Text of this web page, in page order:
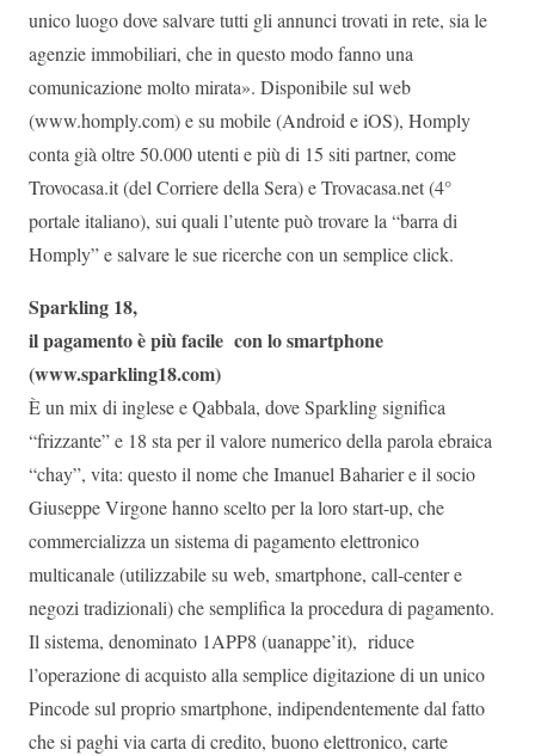
unico luogo dove salvare tutti gli annunci trovati in rete, sia le
agenzie immobiliari, che in questo modo fanno una
comunicazione molto mirata». Disponibile sul web
(www.homply.com) e su mobile (Android e iOS), Homply
conta già oltre 50.000 utenti e più di 15 siti partner, come
Trovocasa.it (del Corriere della Sera) e Trovacasa.net (4°
portale italiano), sui quali l’utente può trovare la “barra di
Homply” e salvare le sue ricerche con un semplice click.
Sparkling 18,
il pagamento è più facile con lo smartphone
(www.sparkling18.com)
È un mix di inglese e Qabbala, dove Sparkling significa
“frizzante” e 18 sta per il valore numerico della parola ebraica
“chay”, vita: questo il nome che Imanuel Baharier e il socio
Giuseppe Virgone hanno scelto per la loro start-up, che
commercializza un sistema di pagamento elettronico
multicanale (utilizzabile su web, smartphone, call-center e
negozi tradizionali) che semplifica la procedura di pagamento.
Il sistema, denominato 1APP8 (uanappe’it), riduce
l’operazione di acquisto alla semplice digitazione di un unico
Pincode sul proprio smartphone, indipendentemente dal fatto
che si paghi via carta di credito, buono elettronico, carte